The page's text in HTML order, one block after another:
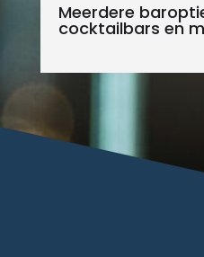
Meerdere
cocktailbars en